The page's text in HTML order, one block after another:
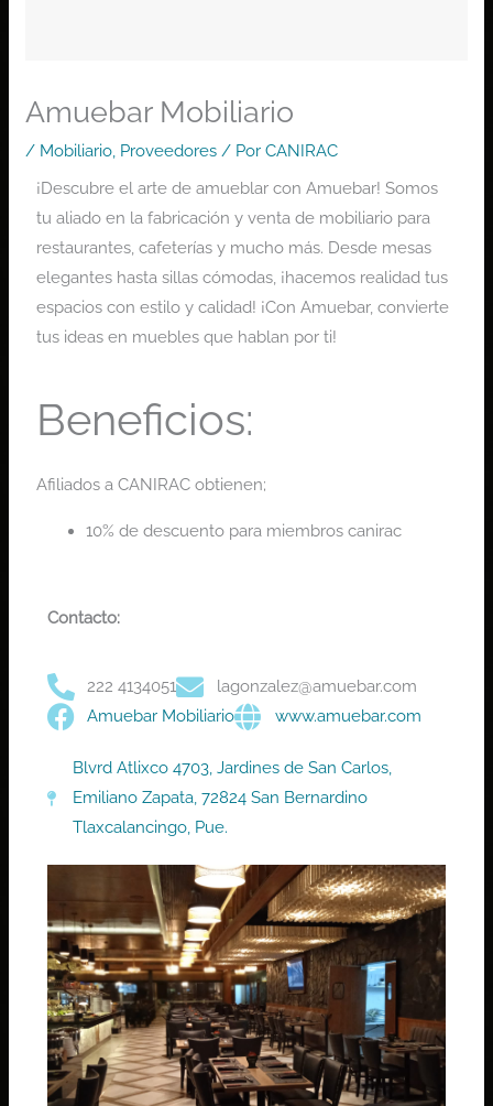
Amuebar Mobiliario
/ Mobiliario, Proveedores / PorCANIRAC
¡Descubre el arte de amueblar con Amuebar! Somos
tu aliado en la fabricación y venta de mobiliario para
restaurantes, cafeterías y mucho más. Desde mesas
elegantes hasta sillas cómodas, ¡hacemos realidad tus
espacios con estilo y calidad! ¡Con Amuebar, convierte
tus ideas en muebles que hablan por ti!
Beneficios:
Afiliados a CANIRAC obtienen;
10% de descuento para miembros canirac
Contacto:
222 4134051
lagonzalez@amuebar.com
Amuebar Mobiliario
www.amuebar.com
Blvrd Atlixco 4703, Jardines de San Carlos,
Emiliano Zapata, 72824 San Bernardino
Tlaxcalancingo, Pue.